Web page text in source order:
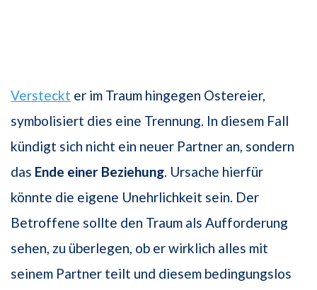
Versteckt er im Traum hingegen Ostereier,
symbolisiert dies eine Trennung. In diesem Fall
kündigt sich nicht ein neuer Partner an, sondern
das Ende einer Beziehung. Ursache hierfür
könnte die eigene Unehrlichkeit sein. Der
Betroffene sollte den Traum als Aufforderung
sehen, zu überlegen, ob er wirklich alles mit
seinem Partner teilt und diesem bedingungslos